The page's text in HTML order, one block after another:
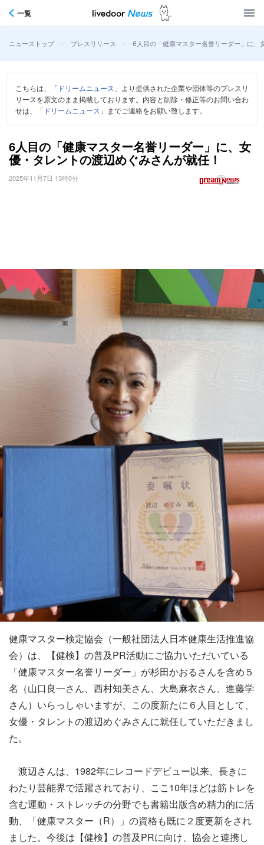
一覧
ニューストップ > プレスリリース > 6人目の「健康マスター名誉リーダー」に、
こちらは、「 ドリームニュース 」より提供された企業や団体等のプレスリ
リースを原文のまま掲載しております。内容と削除・修正等のお問い合わ
せは、「 ドリームニュース 」までご連絡をお願い致します。
6人目の「健康マスター名誉リーダー」に、女
優・タレントの渡辺めぐみさんが就任！
2025年11月7日 13時0分
健康マスター検定協会（一般社団法人日本健康生活推進協
会）は、【健検】の普及PR活動にご協力いただいている
「健康マスター名誉リーダー」が杉田かおるさんを含め５
名（山口良一さん、西村知美さん、大島麻衣さん、進藤学
さん）いらっしゃいますが、この度新たに６人目として、
女優・タレントの渡辺めぐみさんに就任していただきまし
た。
渡辺さんは、1982年にレコードデビュー以来、長きに
わたり芸能界で活躍されており、ここ10年ほどは筋トレを
含む運動・ストレッチの分野でも書籍出版含め精力的に活
動、「健康マスター（R）」の資格も既に２度更新をされ
ました。今後は【健検】の普及PRに向け、協会と連携し